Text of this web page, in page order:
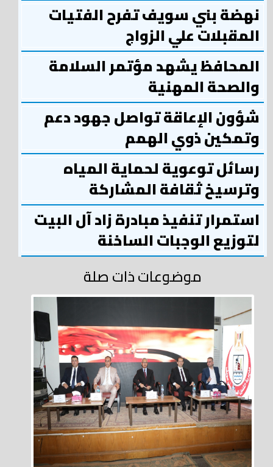
نهضة بني سويف تفرح الفتيات
المقبلات علي الزواج
المحافظ يشهد مؤتمر السلامة
والصحة المهنية
شؤون الإعاقة تواصل جهود دعم
وتمكين ذوي الهمم
رسائل توعوية لحماية المياه
وترسيخ ثقافة المشاركة
استمرار تنفيذ مبادرة زاد آل البيت
لتوزيع الوجبات الساخنة
موضوعات ذات صلة